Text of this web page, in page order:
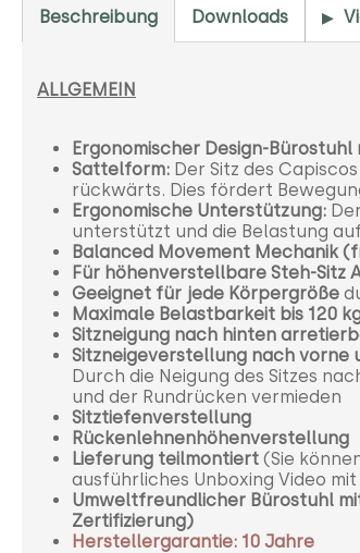
Beschreibung Downloads
ALLGEMEIN
Ergonomischer Design-
Sattelform: Der Sitz des
rückwärts. Dies fördert
Ergonomische Unterstützung:
unterstützt und die Belastung
Balanced Movement Mechanik
Für höhenverstellbare Steh-
Geeignet für jede Körpergröße
Maximale Belastbarkeit bis 120
Sitzneigung nach hinten
Sitzneigeverstellung nach vorne
Durch die Neigung des Sitzes
und der Rundrücken vermieden
Sitztiefenverstellung
Rückenlehnenhöhenverstellung
Lieferung teilmontiert (Sie
ausführliches Unboxing Video
Umweltfreundlicher Bürostuhl
Zertifizierung)
Herstellergarantie: 10 Jahre